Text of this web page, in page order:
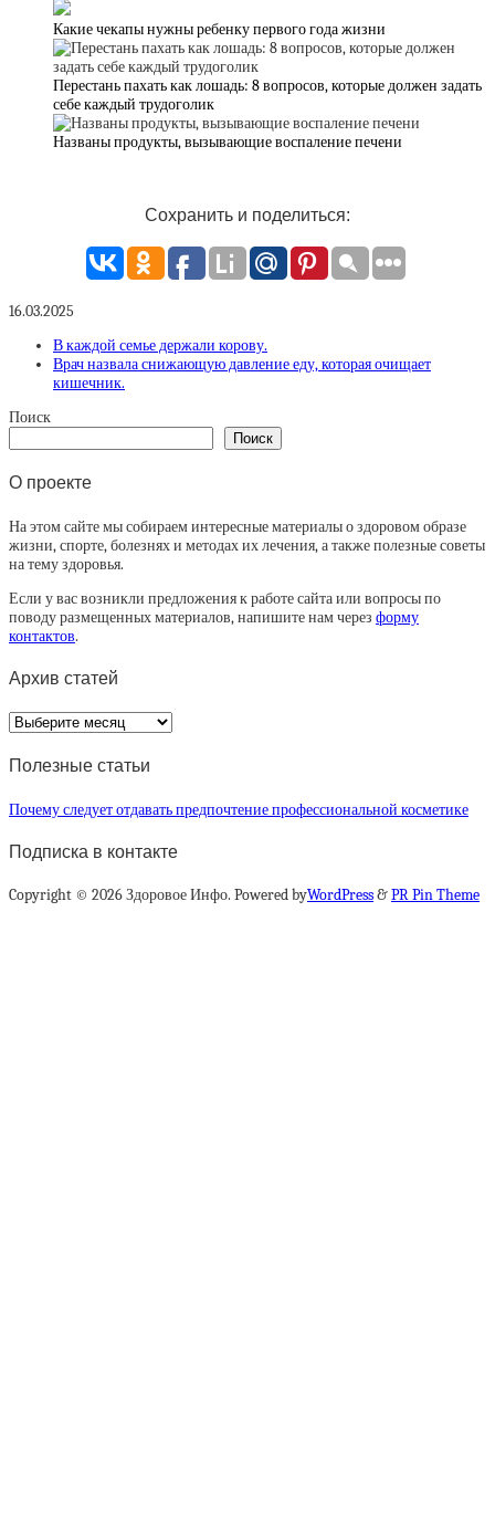
Какие чекапы нужны ребенку первого года жизни
Перестань пахать как лошадь: 8 вопросов, которые должен задать
себе каждый трудоголик
Названы продукты, вызывающие воспаление печени
Сохранить и поделиться:
16.03.2025
В каждой семье держали корову.
Врач назвала снижающую давление еду, которая очищает
кишечник.
Поиск
Поиск
О проекте
На этом сайте мы собираем интересные материалы о здоровом образе
жизни, спорте, болезнях и методах их лечения, а также полезные советы
на тему здоровья.
Если у вас возникли предложения к работе сайта или вопросы по
поводу размещенных материалов, напишите нам через форму
контактов.
Архив статей
Архив
статей
Полезные статьи
Почему следует отдавать предпочтение профессиональной косметике
Подписка в контакте
Copyright © 2026 Здоровое Инфо. Powered byWordPress&PR Pin Theme